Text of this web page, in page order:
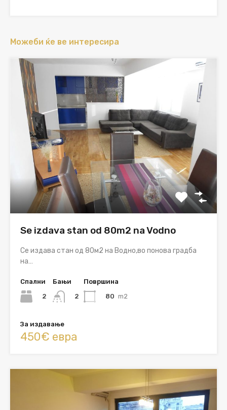
Можеби ќе ве интересира
Se izdava stan od 80m2 na Vodno
Се издава стан од 80м2 на Водно,во понова градба
на…
Спални
2
Бањи
2
Површина
80 m2
За издавање
450€ евра